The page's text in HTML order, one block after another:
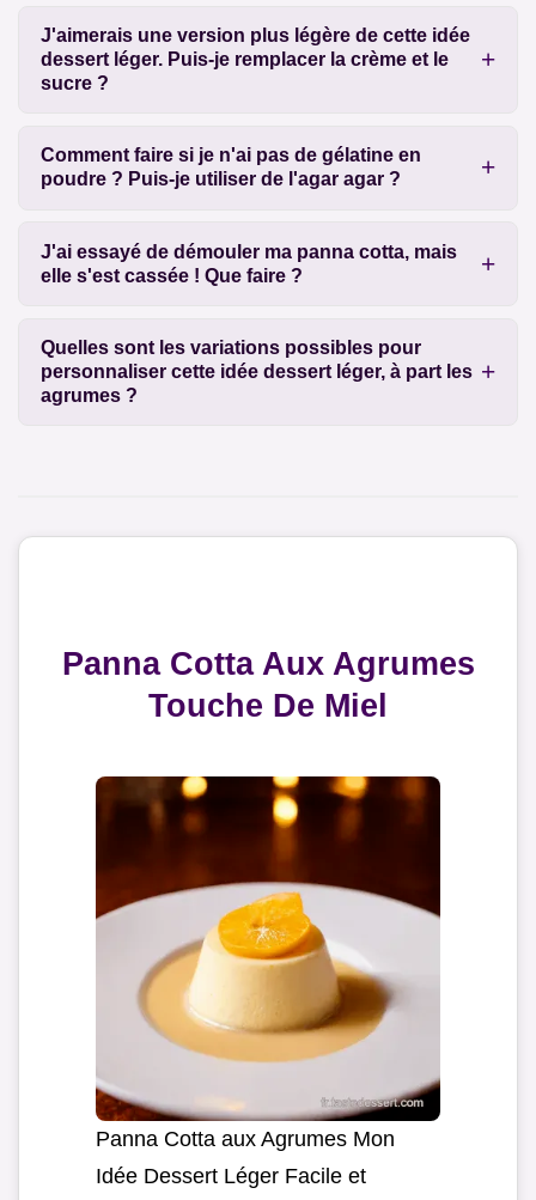
J'aimerais une version plus légère de cette idée
dessert léger. Puis-je remplacer la crème et le
sucre ?
Comment faire si je n'ai pas de gélatine en
poudre ? Puis-je utiliser de l'agar agar ?
J'ai essayé de démouler ma panna cotta, mais
elle s'est cassée ! Que faire ?
Quelles sont les variations possibles pour
personnaliser cette idée dessert léger, à part les
agrumes ?
Panna Cotta Aux Agrumes
Touche De Miel
Panna Cotta aux Agrumes Mon
Idée Dessert Léger Facile et